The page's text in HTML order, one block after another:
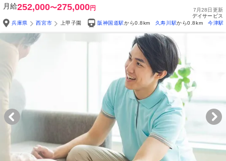
月給252,000〜275,000円
7月28日更新
デイサービス
兵庫県
西宮市 上甲子園 阪神国道駅から0.8km 久寿川駅から0.8km 今津駅